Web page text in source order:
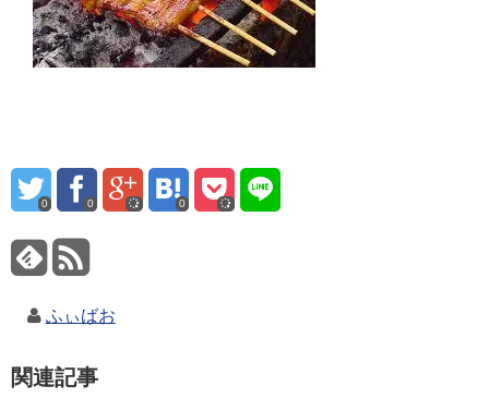
0 0 0
ふぃばお
関連記事